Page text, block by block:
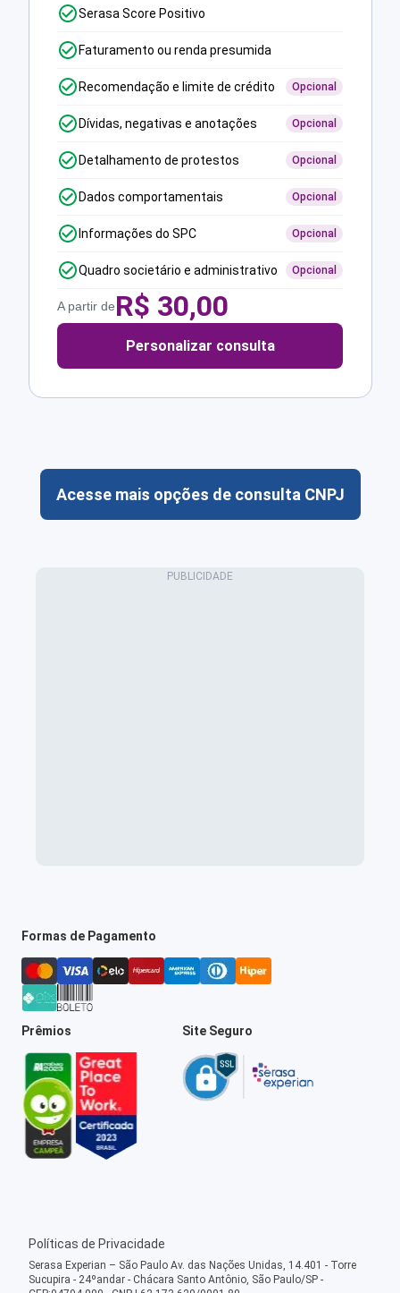
Serasa Score Positivo
Faturamento ou renda presumida
Recomendação e limite de crédito Opcional
Dívidas, negativas e anotações Opcional
Detalhamento de protestos Opcional
Dados comportamentais Opcional
Informações do SPC Opcional
Quadro societário e administrativo Opcional
A partir deR$ 30,00
Personalizar consulta
Acesse mais opções de consulta CNPJ
Formas de Pagamento
Prêmios Site Seguro
Políticas de Privacidade
Serasa Experian – São Paulo Av. das Nações Unidas, 14.401 - Torre
Sucupira - 24ºandar - Chácara Santo Antônio, São Paulo/SP -